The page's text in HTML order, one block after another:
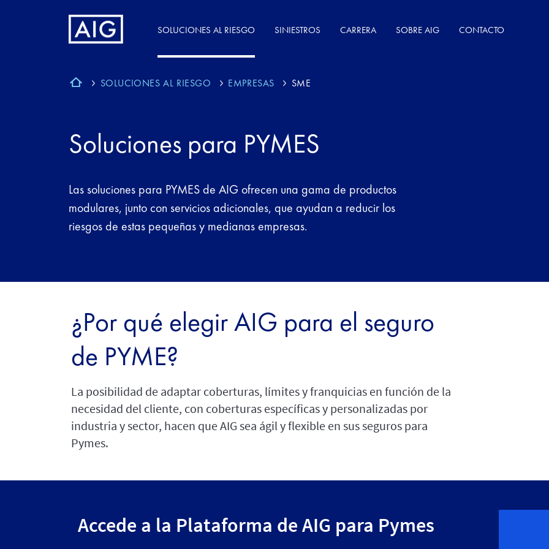
SOLUCIONES AL RIESGO SINIESTROS CARRERA SOBRE AIG CONTACTO
SOLUCIONES AL RIESGO EMPRESAS SME
Soluciones para PYMES
Las soluciones para PYMES de AIG ofrecen una gama de productos
modulares, junto con servicios adicionales, que ayudan a reducir los
riesgos de estas pequeñas y medianas empresas.
¿Por qué elegir AIG para el seguro
de PYME?
La posibilidad de adaptar coberturas, límites y franquicias en función de la
necesidad del cliente, con coberturas específicas y personalizadas por
industria y sector, hacen que AIG sea ágil y flexible en sus seguros para
Pymes.
Accede a la Plataforma de AIG para Pymes